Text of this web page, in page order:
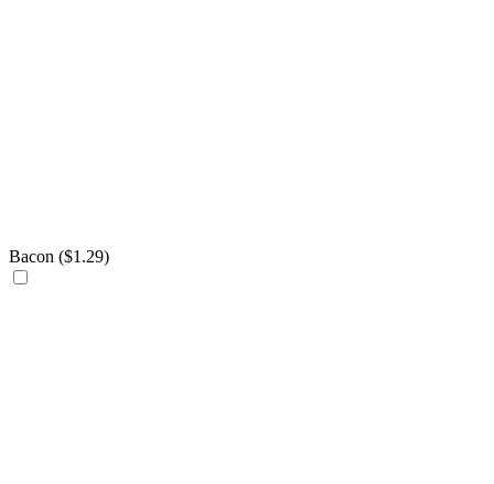
Bacon ($1.29)